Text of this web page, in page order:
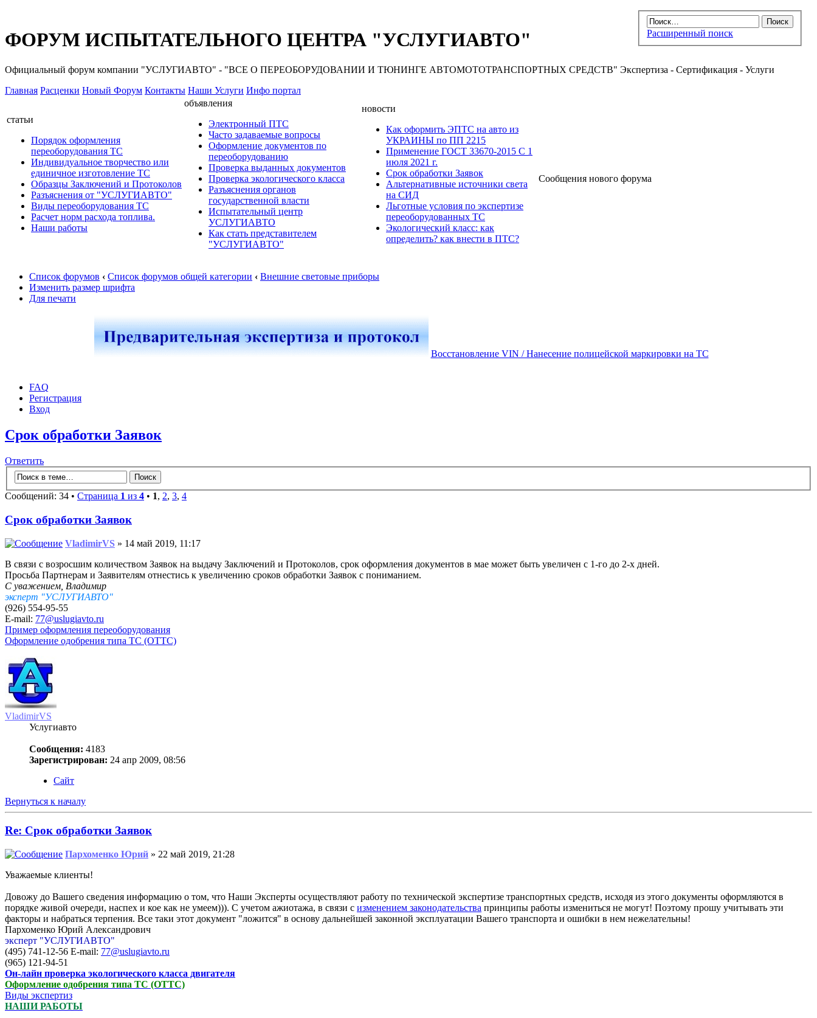
Расширенный поиск
ФОРУМ ИСПЫТАТЕЛЬНОГО ЦЕНТРА "УСЛУГИАВТО"
Официальный форум компании "УСЛУГИАВТО" - "ВСЕ О ПЕРЕОБОРУДОВАНИИ И ТЮНИНГЕ АВТОМОТОТРАНСПОРТНЫХ СРЕДСТВ" Экспертиза - Сертификация - Услуги
Главная Расценки Новый Форум Контакты Наши Услуги Инфо портал
статьи
Порядок оформления
переоборудования ТС
Индивидуальное творчество или
единичное изготовление ТС
Образцы Заключений и Протоколов
Разъяснения от "УСЛУГИАВТО"
Виды переоборудования ТС
Расчет норм расхода топлива.
Наши работы
объявления
Электронный ПТС
Часто задаваемые вопросы
Оформление документов по
переоборудованию
Проверка выданных документов
Проверка экологического класса
Разъяснения органов
государственной власти
Испытательный центр
УСЛУГИАВТО
Как стать представителем
"УСЛУГИАВТО"
новости
Как оформить ЭПТС на авто из
УКРАИНЫ по ПП 2215
Применение ГОСТ 33670-2015 С 1
июля 2021 г.
Срок обработки Заявок
Альтернативные источники света
на СИД
Льготные условия по экспертизе
переоборудованных ТС
Экологический класс: как
определить? как внести в ПТС?
Сообщения нового форума
Список форумов ‹ Список форумов общей категории ‹ Внешние световые приборы
Изменить размер шрифта
Для печати
Восстановление VIN / Нанесение полицейской маркировки на ТС
FAQ
Регистрация
Вход
Срок обработки Заявок
Ответить
Сообщений: 34 • Страница 1 из 4 • 1, 2, 3, 4
Срок обработки Заявок
VladimirVS » 14 май 2019, 11:17
В связи с возросшим количеством Заявок на выдачу Заключений и Протоколов, срок оформления документов в мае может быть увеличен с 1-го до 2-х дней.
Просьба Партнерам и Заявителям отнестись к увеличению сроков обработки Заявок с пониманием.
С уважением, Владимир
эксперт "УСЛУГИАВТО"
(926) 554-95-55
E-mail: 77@uslugiavto.ru
Пример оформления переоборудования
Оформление одобрения типа ТС (ОТТС)
VladimirVS
Услугиавто
Сообщения: 4183
Зарегистрирован: 24 апр 2009, 08:56
Сайт
Вернуться к началу
Re: Срок обработки Заявок
Пархоменко Юрий » 22 май 2019, 21:28
Уважаемые клиенты!
Довожу до Вашего сведения информацию о том, что Наши Эксперты осуществляют работу по технической экспертизе транспортных средств, исходя из этого документы оформляются в
порядке живой очереди, наспех и кое как не умеем))). С учетом ажиотажа, в связи с изменением законодательства принципы работы измениться не могут! Поэтому прошу учитывать эти
факторы и набраться терпения. Все таки этот документ "ложится" в основу дальнейшей законной эксплуатации Вашего транспорта и ошибки в нем нежелательны!
Пархоменко Юрий Александрович
эксперт "УСЛУГИАВТО"
(495) 741-12-56 E-mail: 77@uslugiavto.ru
(965) 121-94-51
Он-лайн проверка экологического класса двигателя
Оформление одобрения типа ТС (ОТТС)
Виды экспертиз
НАШИ РАБОТЫ